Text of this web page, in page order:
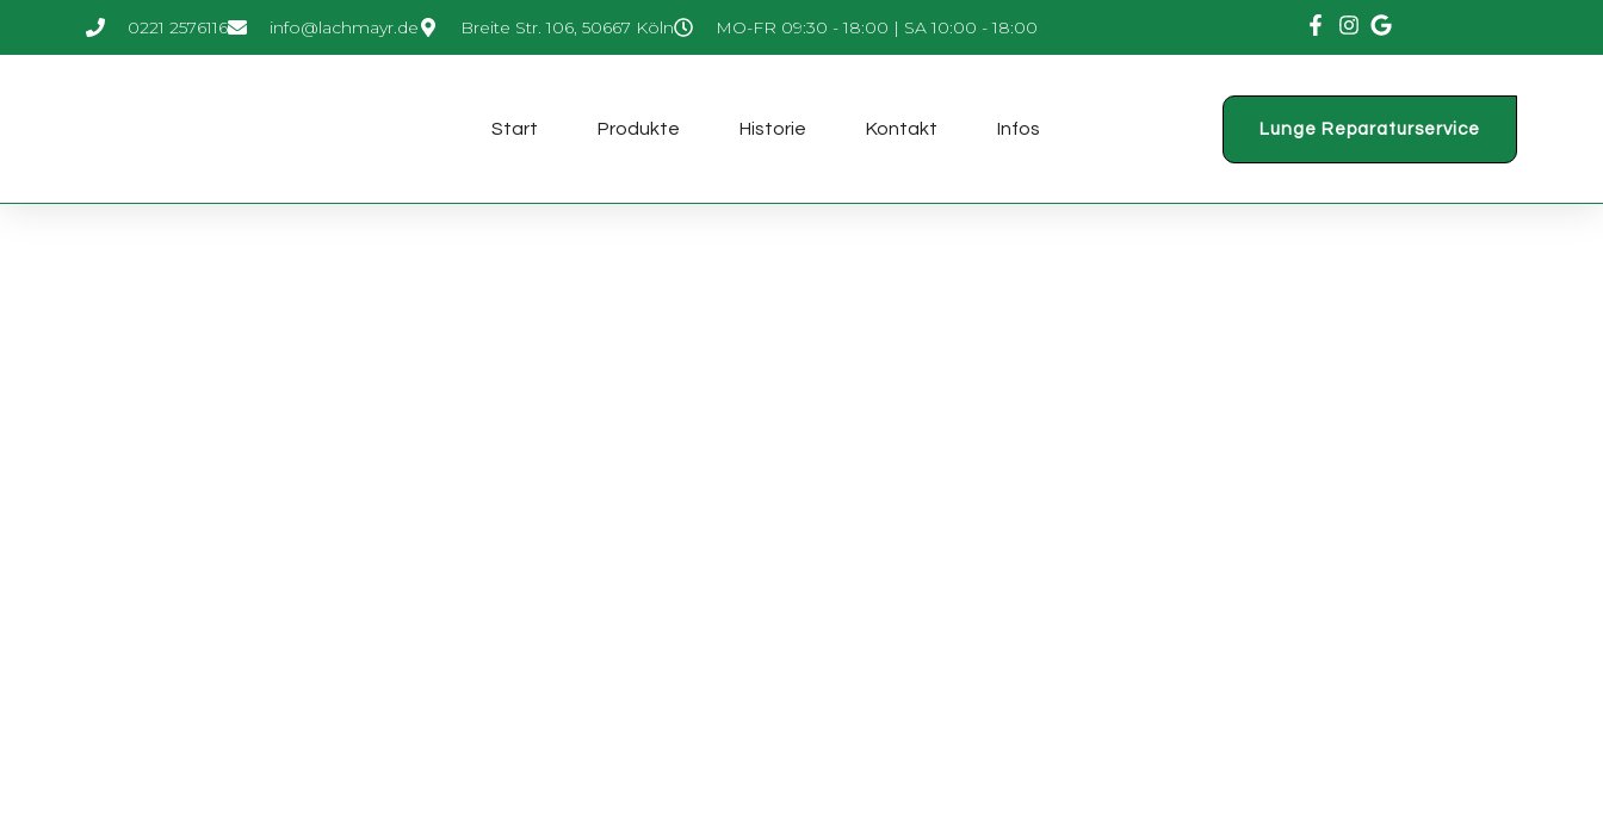
0221 2576116 info@lachmayr.de Breite Str. 106, 50667 Köln MO-FR 09:30 - 18:00 | SA 10:00 - 18:00
Start Produkte Historie Kontakt Infos Lunge Reparaturservice